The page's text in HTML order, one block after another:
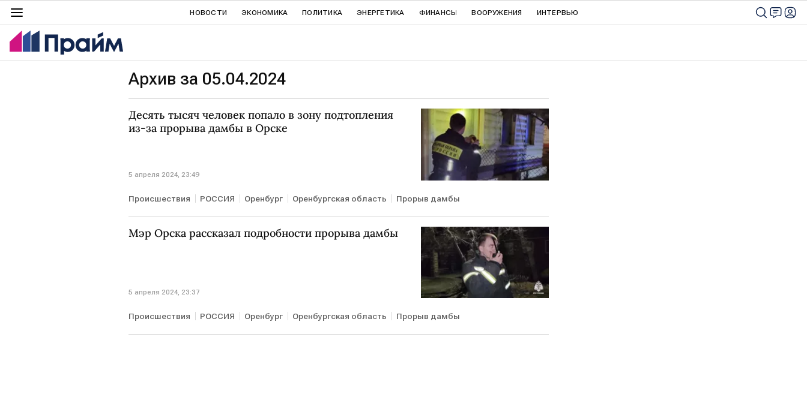
НОВОСТИ ЭКОНОМИКА ПОЛИТИКА ЭНЕРГЕТИКА ФИНАНСЫ ВООРУЖЕНИЯ ИНТЕРВЬЮ
Архив за 05.04.2024
Десять тысяч человек попало в зону подтопления
из-за прорыва дамбы в Орске
5 апреля 2024, 23:49
Происшествия РОССИЯ Оренбург Оренбургская область Прорыв дамбы
Мэр Орска рассказал подробности прорыва дамбы
5 апреля 2024, 23:37
Происшествия РОССИЯ Оренбург Оренбургская область Прорыв дамбы